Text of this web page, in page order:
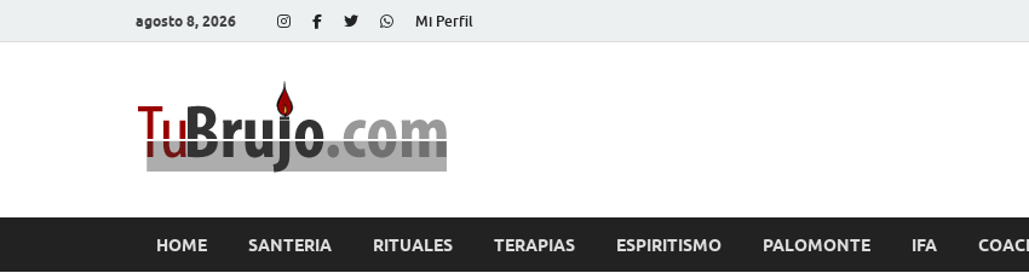
agosto 8, 2026 Mi Perfil
HOME SANTERIA RITUALES TERAPIAS ESPIRITISMO PALOMONTE IFA